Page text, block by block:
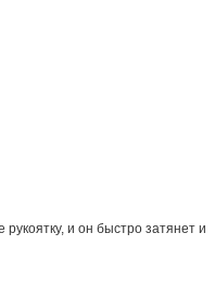
и он быстро затянет и